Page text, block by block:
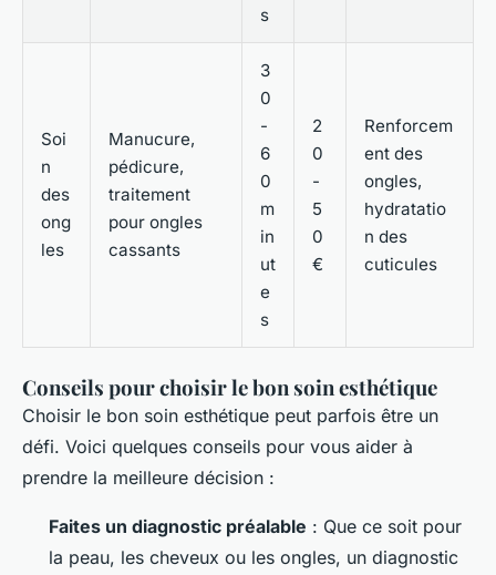
s
Soi
n
des
ong
les
Manucure,
pédicure,
traitement
pour ongles
cassants
3
0
-
6
0
m
in
ut
e
s
2
0
-
5
0
€
Renforcem
ent des
ongles,
hydratatio
n des
cuticules
Conseils pour choisir le bon soin esthétique
Choisir le bon soin esthétique peut parfois être un
défi. Voici quelques conseils pour vous aider à
prendre la meilleure décision :
Faites un diagnostic préalable : Que ce soit pour
la peau, les cheveux ou les ongles, un diagnostic